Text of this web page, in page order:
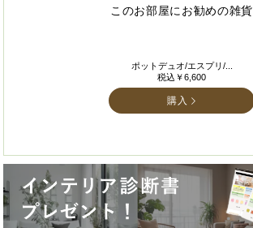
このお部屋にお勧めの雑貨
ポットデュオ/エスプリ/...
税込￥6,600
購入